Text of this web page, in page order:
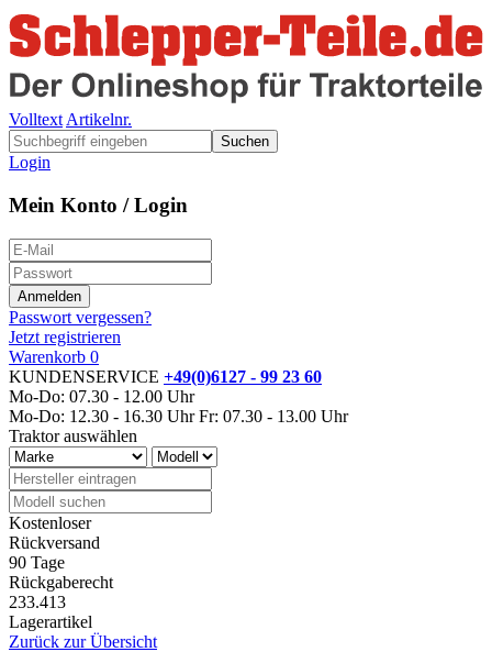
Volltext Artikelnr.
Suchen
Login
Mein Konto / Login
Passwort vergessen?
Jetzt registrieren
Warenkorb 0
KUNDENSERVICE +49(0)6127 - 99 23 60
Mo-Do: 07.30 - 12.00 Uhr
Mo-Do: 12.30 - 16.30 Uhr Fr: 07.30 - 13.00 Uhr
Traktor auswählen
Kostenloser
Rückversand
90 Tage
Rückgaberecht
233.413
Lagerartikel
Zurück zur Übersicht